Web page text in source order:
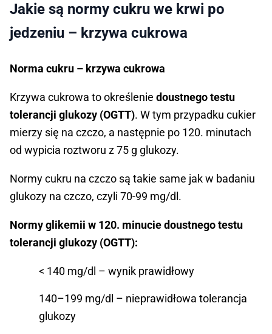
Jakie są normy cukru we krwi po
jedzeniu – krzywa cukrowa
Norma cukru – krzywa cukrowa
Krzywa cukrowa to określenie doustnego testu
tolerancji glukozy (OGTT). W tym przypadku cukier
mierzy się na czczo, a następnie po 120. minutach
od wypicia roztworu z 75 g glukozy.
Normy cukru na czczo są takie same jak w badaniu
glukozy na czczo, czyli 70-99 mg/dl.
Normy glikemii w 120. minucie doustnego testu
tolerancji glukozy (OGTT):
< 140 mg/dl – wynik prawidłowy
140–199 mg/dl – nieprawidłowa tolerancja
glukozy